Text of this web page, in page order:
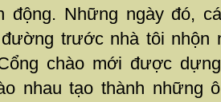
động. Những ngày đó,
trước nhà tôi nhộn
chào mới được
nhau tạo thành những